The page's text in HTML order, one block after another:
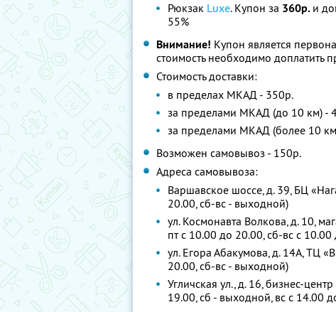
Рюкзак Luxe. Купон за 360р. и
55%
Внимание! Купон является
стоимость необходимо доплатить
Стоимость доставки:
в пределах МКАД - 350р.
за пределами МКАД (до 10 км) -
за пределами МКАД (более 10
Возможен самовывоз - 150р.
Адреса самовывоза:
Варшавское шоссе, д. 39, БЦ
20.00, сб-вс - выходной)
ул. Космонавта Волкова, д. 10,
пт с 10.00 до 20.00, сб-вс с
ул. Егора Абакумова, д. 14А, ТЦ
20.00, сб-вс - выходной)
Угличская ул., д. 16, бизнес-
19.00, сб - выходной, вс с 14.00